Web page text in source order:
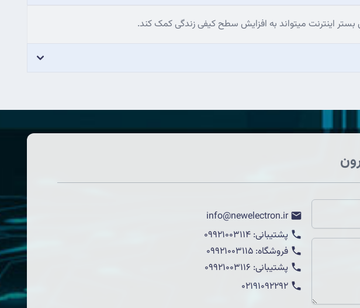
اینترنت میتواند به افزایش سطح کیفی زندگی کمک کند.
info@newelectron.ir
پشتیبانی: 09921003114
فروشگاه: 09921003115
پشتیبانی: 09921003116
02191092292